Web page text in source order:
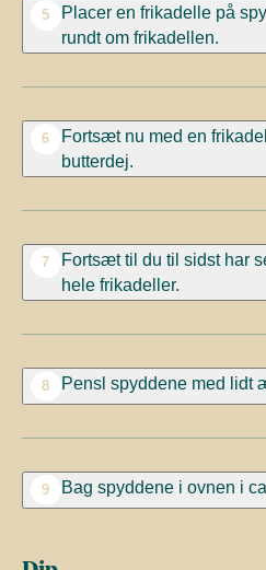
5
Placer en frikadelle på
rundt om frikadellen.
6
Fortsæt nu med en
butterdej.
7
Fortsæt til du til sidst har
hele frikadeller.
8 Pensl spyddene med lidt
9 Bag spyddene i ovnen i